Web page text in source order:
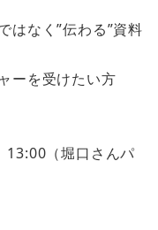
はなく”伝わる”資料
ーを受けたい方
13:00（堀口さんパ